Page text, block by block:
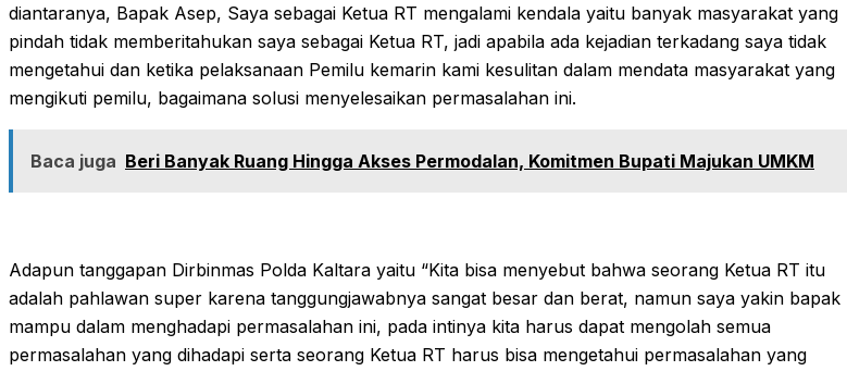
diantaranya, Bapak Asep, Saya sebagai Ketua RT mengalami kendala yaitu banyak masyarakat yang
pindah tidak memberitahukan saya sebagai Ketua RT, jadi apabila ada kejadian terkadang saya tidak
mengetahui dan ketika pelaksanaan Pemilu kemarin kami kesulitan dalam mendata masyarakat yang
mengikuti pemilu, bagaimana solusi menyelesaikan permasalahan ini.
Baca juga Beri Banyak Ruang Hingga Akses Permodalan, Komitmen Bupati Majukan UMKM
Adapun tanggapan Dirbinmas Polda Kaltara yaitu “Kita bisa menyebut bahwa seorang Ketua RT itu
adalah pahlawan super karena tanggungjawabnya sangat besar dan berat, namun saya yakin bapak
mampu dalam menghadapi permasalahan ini, pada intinya kita harus dapat mengolah semua
permasalahan yang dihadapi serta seorang Ketua RT harus bisa mengetahui permasalahan yang